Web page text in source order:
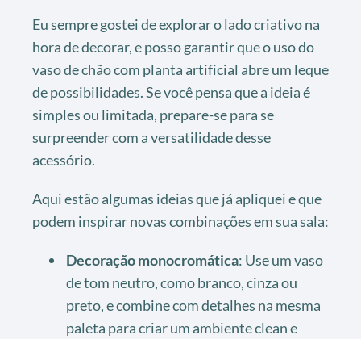
Eu sempre gostei de explorar o lado criativo na
hora de decorar, e posso garantir que o uso do
vaso de chão com planta artificial abre um leque
de possibilidades. Se você pensa que a ideia é
simples ou limitada, prepare-se para se
surpreender com a versatilidade desse
acessório.
Aqui estão algumas ideias que já apliquei e que
podem inspirar novas combinações em sua sala:
Decoração monocromática: Use um vaso
de tom neutro, como branco, cinza ou
preto, e combine com detalhes na mesma
paleta para criar um ambiente clean e